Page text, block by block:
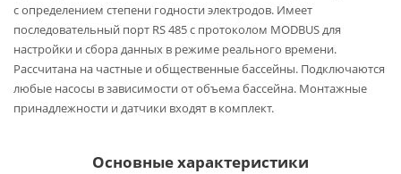
с определением степени годности электродов. Имеет
последовательный порт RS 485 с протоколом MODBUS для
настройки и сбора данных в режиме реального времени.
Рассчитана на частные и общественные бассейны. Подключаются
любые насосы в зависимости от объема бассейна. Монтажные
принадлежности и датчики входят в комплект.
Основные характеристики